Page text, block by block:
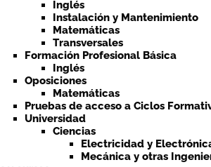
Inglés
Instalación y Mantenimiento
Matemáticas
Transversales
Formación Profesional Básica
Inglés
Oposiciones
Matemáticas
Pruebas de acceso a Ciclos
Universidad
Ciencias
Electricidad y
Mecánica y otras